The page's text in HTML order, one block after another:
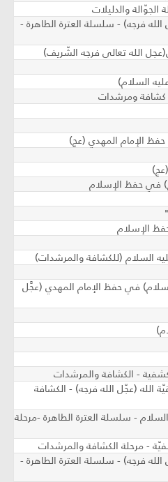
والدليلات
فرجه) - سلسلة العترة الطاهرة -
الله تعالى فرجه الشّريف)
السلام)
كشافة ومرشدات
الإمام المهدي (عج)
في حفظ الإسلام
الإسلام
السلام (للكشافة والمرشدات)
في حفظ الإمام المهدي (عجَّل
- الكشافة والمرشدات
بقيّة الله (عجّل الله فرجه) - الكشافة
- سلسلة العترة الطاهرة -مرحلة
فرجه) - سلسلة العترة الطاهرة -